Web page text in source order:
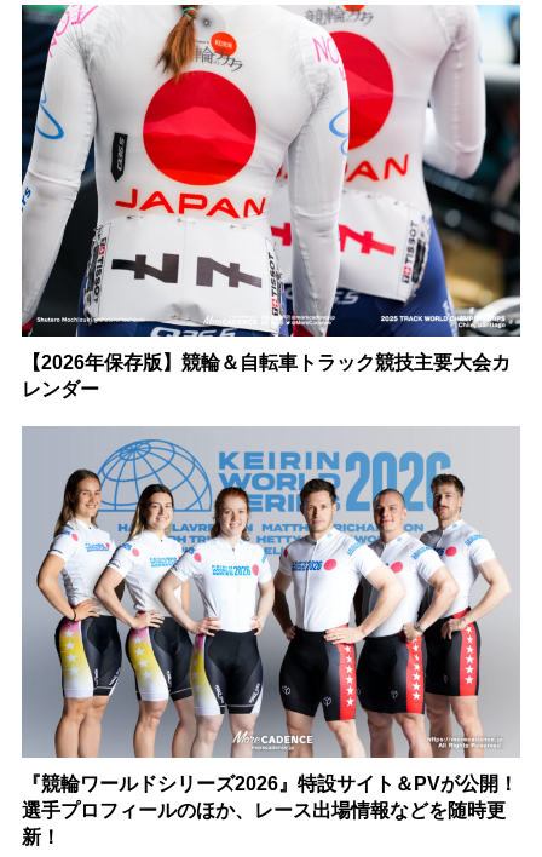
【2026年保存版】競輪＆自転車トラック競技主要大会カ
レンダー
『競輪ワールドシリーズ2026』特設サイト＆PVが公開！
選手プロフィールのほか、レース出場情報などを随時更
新！